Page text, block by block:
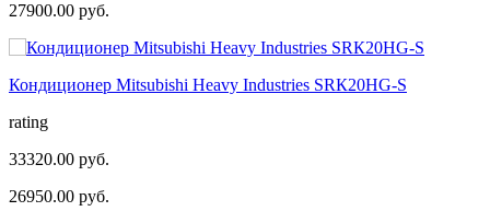
27900.00 руб.
Кондиционер Mitsubishi Heavy Industries SRК20HG-S
rating
33320.00 руб.
26950.00 руб.